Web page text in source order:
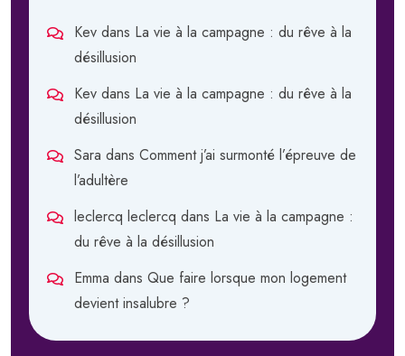
Kev dans La vie à la campagne : du rêve à la
désillusion
Kev dans La vie à la campagne : du rêve à la
désillusion
Sara dans Comment j’ai surmonté l’épreuve de
l’adultère
leclercq leclercq dans La vie à la campagne :
du rêve à la désillusion
Emma dans Que faire lorsque mon logement
devient insalubre ?